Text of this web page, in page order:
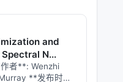
and
N...
者**: Wenzhi
**发布时间